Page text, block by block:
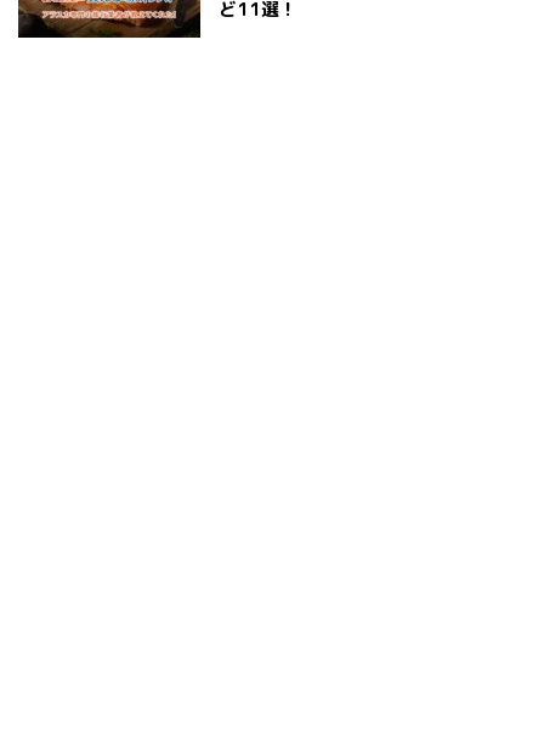
ど11選！